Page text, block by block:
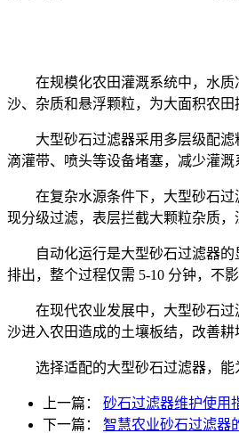
在规模化农田灌溉系统中，水
沙、杂质和悬浮颗粒，为大面积农田
大型砂石过滤器采用多层级配
滴灌带、喷头等设备堵塞，减少灌
在复杂水源条件下，大型砂石
现分级过滤，表层拦截大颗粒杂质
自动化运行是大型砂石过滤器
排出，整个过程仅需 5-10 分钟，不
在现代农业发展中，大型砂石
沙进入农田造成的土壤板结，改善
选择适配的大型砂石过滤器，
上一篇： 砂石过滤器维护使用
下一篇： 智慧农业砂石过滤器